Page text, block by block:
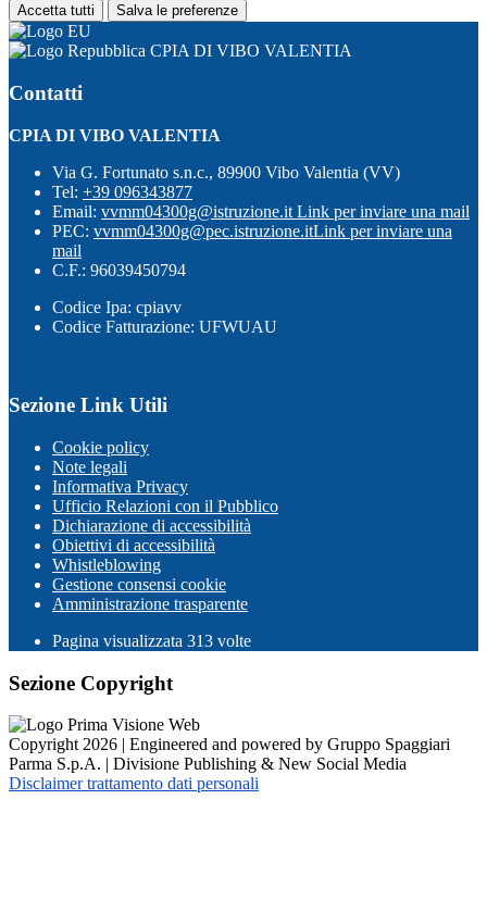
Accetta tutti Salva le preferenze
CPIA DI VIBO VALENTIA
Contatti
CPIA DI VIBO VALENTIA
Via G. Fortunato s.n.c., 89900 Vibo Valentia (VV)
Tel: +39 096343877
Email: vvmm04300g@istruzione.it Link per inviare una mail
PEC: vvmm04300g@pec.istruzione.itLink per inviare una
mail
C.F.: 96039450794
Codice Ipa: cpiavv
Codice Fatturazione: UFWUAU
Sezione Link Utili
Cookie policy
Note legali
Informativa Privacy
Ufficio Relazioni con il Pubblico
Dichiarazione di accessibilità
Obiettivi di accessibilità
Whistleblowing
Gestione consensi cookie
Amministrazione trasparente
Pagina visualizzata 313 volte
Sezione Copyright
Copyright 2026 | Engineered and powered by Gruppo Spaggiari
Parma S.p.A. | Divisione Publishing & New Social Media
Disclaimer trattamento dati personali